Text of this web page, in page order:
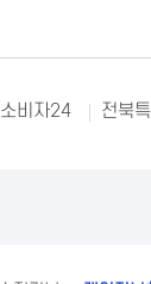
소비자24 전북